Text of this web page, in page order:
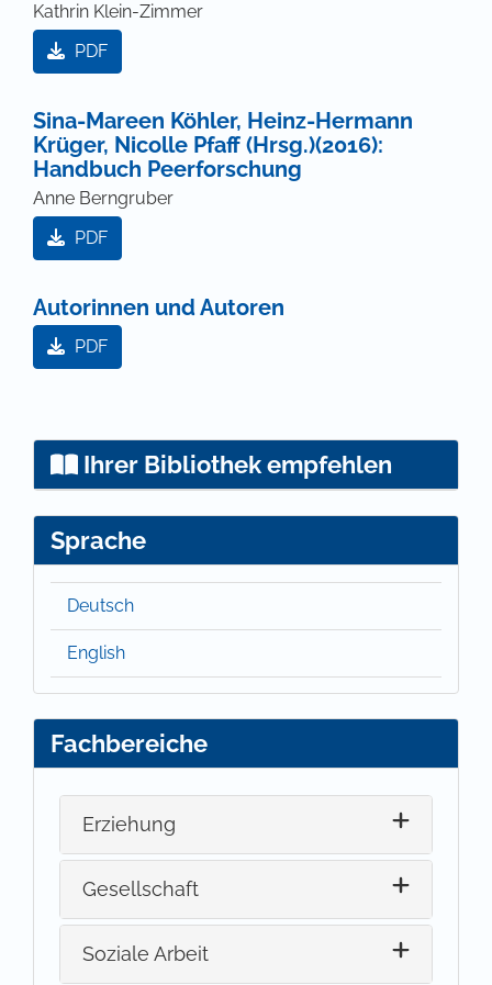
Kathrin Klein-Zimmer
PDF
Sina-Mareen Köhler, Heinz-Hermann
Krüger, Nicolle Pfaff (Hrsg.)(2016):
Handbuch Peerforschung
Anne Berngruber
PDF
Autorinnen und Autoren
PDF
Ihrer Bibliothek empfehlen
Sprache
Deutsch
English
Fachbereiche
Erziehung
Gesellschaft
Soziale Arbeit